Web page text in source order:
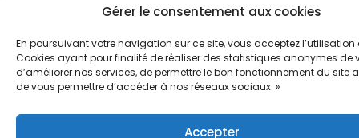
Gérer le consentement aux cookies
En poursuivant votre navigation sur ce site, vous acceptez l’utilisation
Cookies ayant pour finalité de réaliser des statistiques anonymes de
d’améliorer nos services, de permettre le bon fonctionnement du site
de vous permettre d’accéder à nos réseaux sociaux. »
Accepter